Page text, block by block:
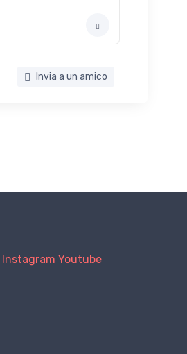
Invia a un amico
Instagram Youtube